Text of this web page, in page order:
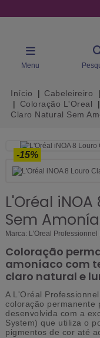
Menu
Início Cabeleireiro
Coloração L'Oreal
Claro Natural Sem
-15%
L'Oréal
Sem
Marca: L'Oreal Professionnel
Coloração
amoníaco com
claro natural e
A L'Oréal
coloração permanente
desenvolvida com a
System) que utiliza o
pigmentos de cor até